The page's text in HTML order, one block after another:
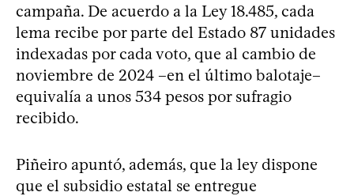
campaña. De acuerdo a la Ley 18.485, cada
lema recibe por parte del Estado 87 unidades
indexadas por cada voto, que al cambio de
noviembre de 2024 –en el último balotaje–
equivalía a unos 534 pesos por sufragio
recibido.
Piñeiro apuntó, además, que la ley dispone
que el subsidio estatal se entregue